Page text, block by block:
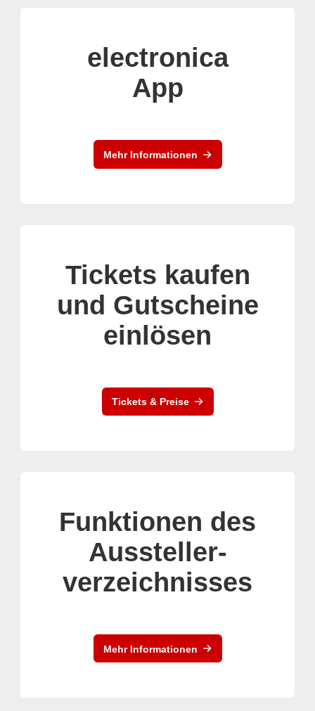
electronica
App
Mehr Informationen
Tickets kaufen
und Gutscheine
einlösen
Tickets & Preise
Funktionen des
Aussteller-
verzeichnisses
Mehr Informationen